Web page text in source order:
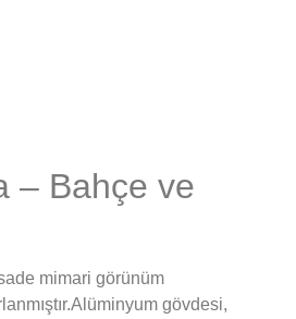
– Bahçe ve
mimari görünüm
gövdesi,